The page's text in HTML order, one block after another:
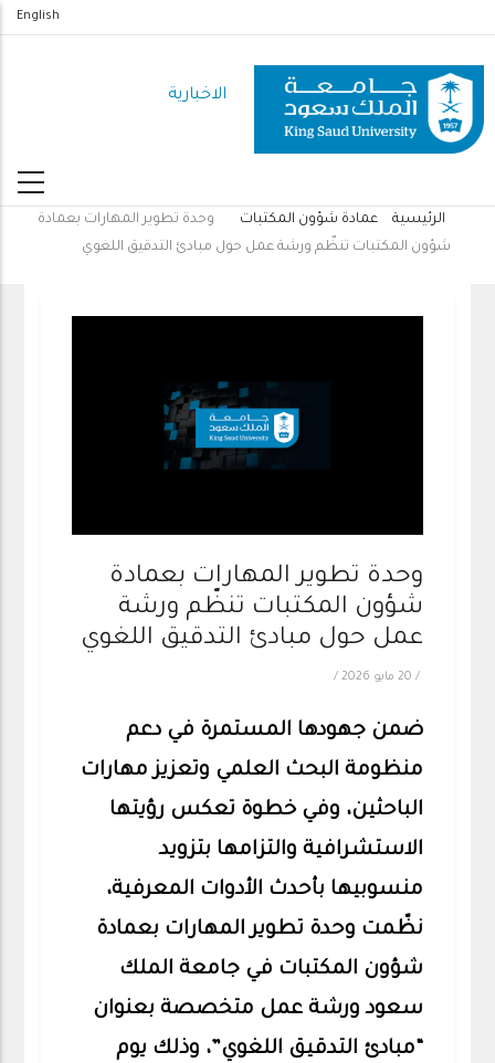
المحتوى
الرئيسي
English
الاخبارية
مسار
الرئيسية عمادة شؤون المكتبات
وحدة تطوير المهارات بعمادة
شؤون المكتبات تنظّم ورشة عمل حول مبادئ التدقيق اللغوي
وحدة تطوير المهارات بعمادة
شؤون المكتبات تنظّم ورشة
عمل حول مبادئ التدقيق اللغوي
/ 20 مايو 2026 /
ضمن جهودها المستمرة في دعم
منظومة البحث العلمي وتعزيز مهارات
الباحثين، وفي خطوة تعكس رؤيتها
الاستشرافية والتزامها بتزويد
منسوبيها بأحدث الأدوات المعرفية،
نظّمت وحدة تطوير المهارات بعمادة
شؤون المكتبات في جامعة الملك
سعود ورشة عمل متخصصة بعنوان
“مبادئ التدقيق اللغوي”، وذلك يوم